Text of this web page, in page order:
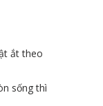
có một